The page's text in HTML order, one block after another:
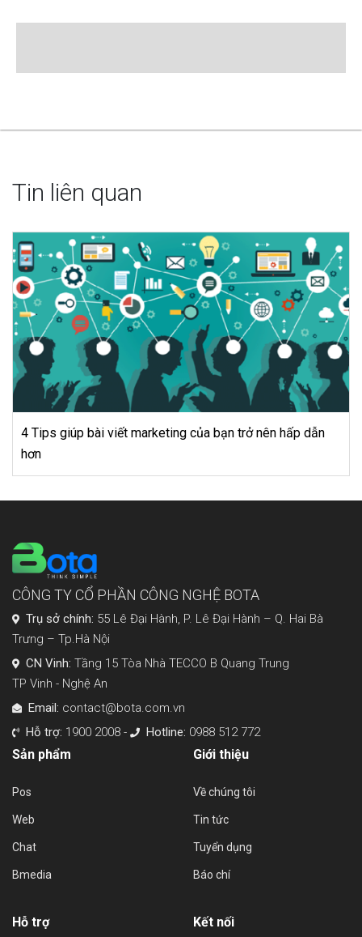
Tin liên quan
Top 5 Lỗi Phổ Biến Nhất Trong Chiến Dịch Sms
CÔNG TY CỔ PHẦN CÔNG NGHỆ BOTA
Trụ sở chính: 55 Lê Đại Hành, P. Lê Đại Hành – Q. Hai Bà
Trưng – Tp.Hà Nội
CN Vinh: Tầng 15 Tòa Nhà TECCO B Quang Trung
TP Vinh - Nghệ An
Email: contact@bota.com.vn
Hỗ trợ: 1900 2008 - Hotline: 0988 512 772
Sản phẩm
Pos
Web
Chat
Bmedia
Giới thiệu
Về chúng tôi
Tin tức
Tuyển dụng
Báo chí
Hỗ trợ Kết nối